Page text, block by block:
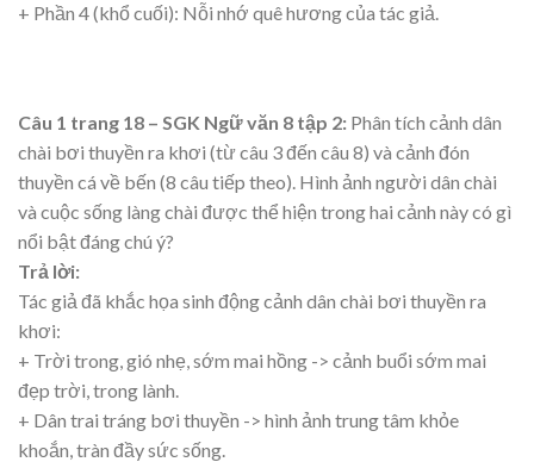
+ Phần 4 (khổ cuối): Nỗi nhớ quê hương của tác giả.
Câu 1 trang 18 – SGK Ngữ văn 8 tập 2: Phân tích cảnh dân
chài bơi thuyền ra khơi (từ câu 3 đến câu 8) và cảnh đón
thuyền cá về bến (8 câu tiếp theo). Hình ảnh người dân chài
và cuộc sống làng chài được thể hiện trong hai cảnh này có gì
nổi bật đáng chú ý?
Trả lời:
Tác giả đã khắc họa sinh động cảnh dân chài bơi thuyền ra
khơi:
+ Trời trong, gió nhẹ, sớm mai hồng -> cảnh buổi sớm mai
đẹp trời, trong lành.
+ Dân trai tráng bơi thuyền -> hình ảnh trung tâm khỏe
khoắn, tràn đầy sức sống.